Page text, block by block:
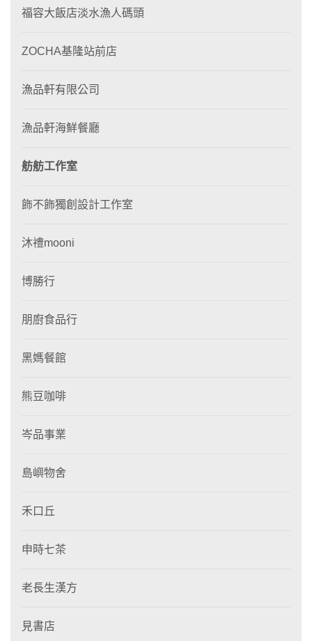
福容大飯店淡水漁人碼頭
ZOCHA基隆站前店
漁品軒有限公司
漁品軒海鮮餐廳
舫舫工作室
飾不飾獨創設計工作室
沐禮mooni
博勝行
朋廚食品行
黑媽餐館
熊豆咖啡
岑品事業
島嶼物舍
禾口丘
申時七茶
老長生漢方
見書店